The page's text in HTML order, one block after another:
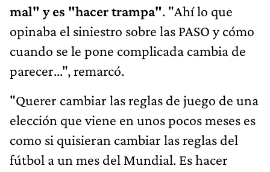
mal" y es "hacer trampa". "Ahí lo que
opinaba el siniestro sobre las PASO y cómo
cuando se le pone complicada cambia de
parecer...", remarcó.
"Querer cambiar las reglas de juego de una
elección que viene en unos pocos meses es
como si quisieran cambiar las reglas del
fútbol a un mes del Mundial. Es hacer